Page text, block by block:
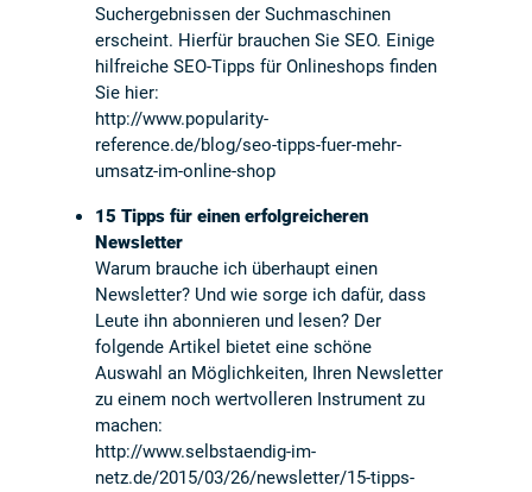
Suchergebnissen der Suchmaschinen
erscheint. Hierfür brauchen Sie SEO. Einige
hilfreiche SEO-Tipps für Onlineshops finden
Sie hier:
http://www.popularity-
reference.de/blog/seo-tipps-fuer-mehr-
umsatz-im-online-shop
15 Tipps für einen erfolgreicheren
Newsletter
Warum brauche ich überhaupt einen
Newsletter? Und wie sorge ich dafür, dass
Leute ihn abonnieren und lesen? Der
folgende Artikel bietet eine schöne
Auswahl an Möglichkeiten, Ihren Newsletter
zu einem noch wertvolleren Instrument zu
machen:
http://www.selbstaendig-im-
netz.de/2015/03/26/newsletter/15-tipps-